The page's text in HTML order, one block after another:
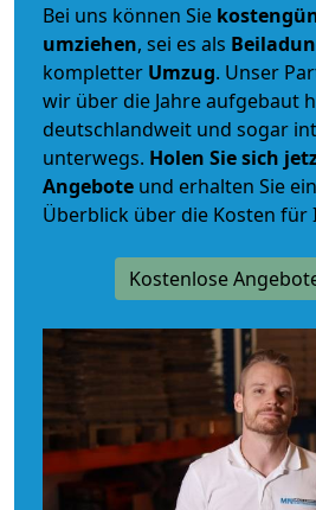
Bei uns können Sie
umziehen, sei es als
kompletter Umzug. Unser
wir über die Jahre aufgebaut
deutschlandweit und sogar
unterwegs. Holen Sie sich
Angebote und erhalten Sie
Überblick über die Kosten für
Kostenlose